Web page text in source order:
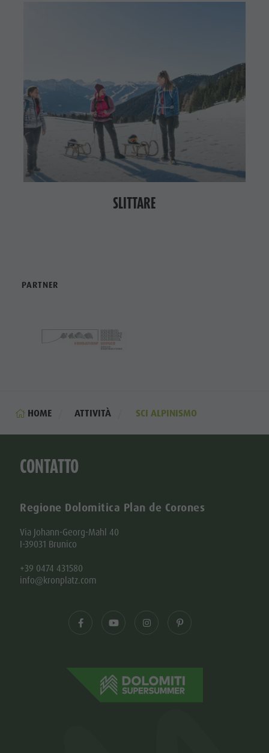
SLITTARE
PARTNER
HOME ATTIVITÀ SCI ALPINISMO
CONTATTO
Regione Dolomitica Plan de Corones
Via Johann-Georg-Mahl 40
I-39031 Brunico
+39 0474 431580
info@kronplatz.com